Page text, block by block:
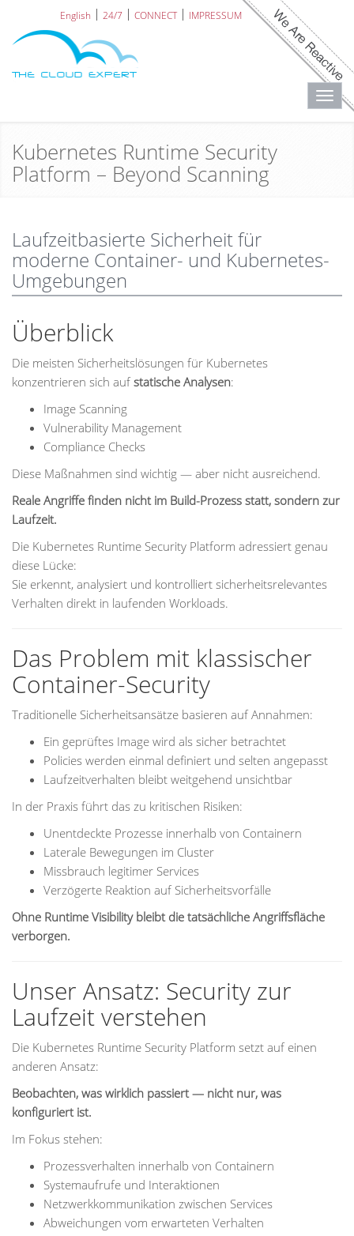
English 24/7 CONNECT IMPRESSUM
Kubernetes Runtime Security
Platform – Beyond Scanning
Laufzeitbasierte Sicherheit für
moderne Container- und Kubernetes-
Umgebungen
Überblick
Die meisten Sicherheitslösungen für Kubernetes
konzentrieren sich aufstatische Analysen:
Image Scanning
Vulnerability Management
Compliance Checks
Diese Maßnahmen sind wichtig — aber nicht ausreichend.
Reale Angriffe finden nicht im Build-Prozess statt, sondern zur
Laufzeit.
Die Kubernetes Runtime Security Platform adressiert genau
diese Lücke:
Sie erkennt, analysiert und kontrolliert sicherheitsrelevantes
Verhalten direkt in laufenden Workloads.
Das Problem mit klassischer
Container-Security
Traditionelle Sicherheitsansätze basieren auf Annahmen:
Ein geprüftes Image wird als sicher betrachtet
Policies werden einmal definiert und selten angepasst
Laufzeitverhalten bleibt weitgehend unsichtbar
In der Praxis führt das zu kritischen Risiken:
Unentdeckte Prozesse innerhalb von Containern
Laterale Bewegungen im Cluster
Missbrauch legitimer Services
Verzögerte Reaktion auf Sicherheitsvorfälle
Ohne Runtime Visibility bleibt die tatsächliche Angriffsfläche
verborgen.
Unser Ansatz: Security zur
Laufzeit verstehen
Die Kubernetes Runtime Security Platform setzt auf einen
anderen Ansatz:
Beobachten, was wirklich passiert — nicht nur, was
konfiguriert ist.
Im Fokus stehen:
Prozessverhalten innerhalb von Containern
Systemaufrufe und Interaktionen
Netzwerkkommunikation zwischen Services
Abweichungen vom erwarteten Verhalten